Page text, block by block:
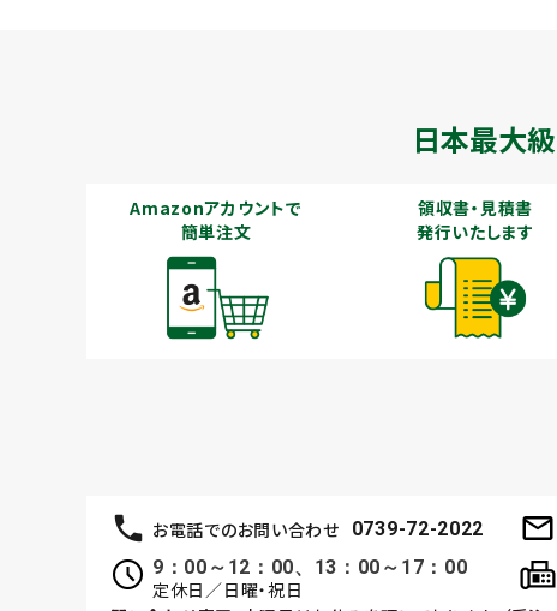
日本最大
Amazonアカウントで
簡単注文
領収書・見積書
発行いたします
お電話でのお問い合わせ 0739-72-2022
9：00～12：00、13：00～17：00
定休日／日曜・祝日